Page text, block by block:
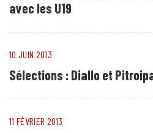
avec les U19
10 JUIN 2013
Sélections : Diallo et
11 FÉVRIER 2013